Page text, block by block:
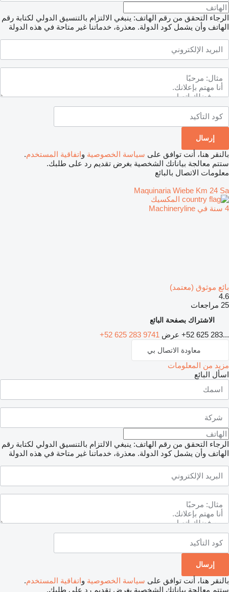
الرجاء التحقق من رقم الهاتف: ينبغي الالتزام بالتنسيق الدولي لكتابة رقم
الهاتف وأن يشمل كود الدولة. معذرة، خدماتنا غير متاحة في هذه الدولة
بالنقر هنا، أنت توافق على سياسة الخصوصية واتفاقية المستخدم.
ستتم معالجة بياناتك الشخصية بغرض تقديم رد على طلبك.
معلومات الاتصال بالبائع
Maquinaria Wiebe Km 24 Sa
المكسيك
4 سنة في Machineryline
بائع موثوق (معتمد)
4.6
25 مراجعات
الاشتراك بصفحة البائع
+52 625 283... عرض +52 625 283 9741
معاودة الاتصال بي
مزيد من المعلومات
اسأل البائع
الرجاء التحقق من رقم الهاتف: ينبغي الالتزام بالتنسيق الدولي لكتابة رقم
الهاتف وأن يشمل كود الدولة. معذرة، خدماتنا غير متاحة في هذه الدولة
بالنقر هنا، أنت توافق على سياسة الخصوصية واتفاقية المستخدم.
ستتم معالجة بياناتك الشخصية بغرض تقديم رد على طلبك.